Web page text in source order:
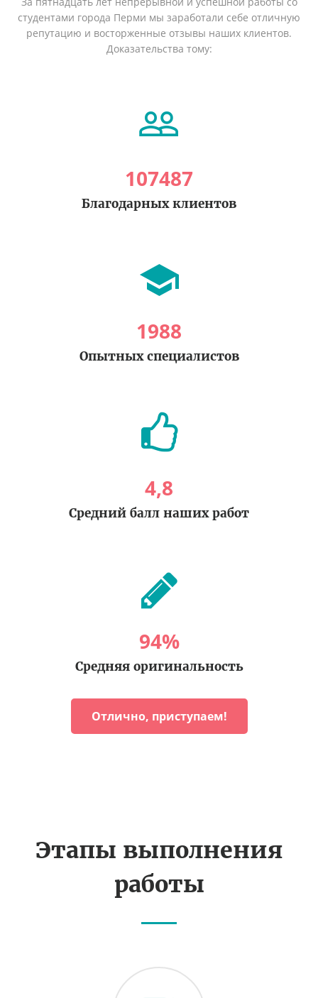
студентами города Перми мы заработали себе отличную
репутацию и восторженные отзывы наших клиентов.
Доказательства тому:
107487
Благодарных клиентов
1988
Опытных специалистов
4,8
Средний балл наших работ
94%
Средняя оригинальность
Отлично, приступаем!
Этапы выполнения
работы